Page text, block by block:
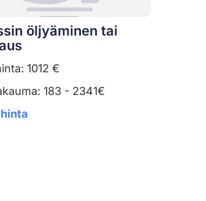
öljyäminen tai
1012 €
183 - 2341€